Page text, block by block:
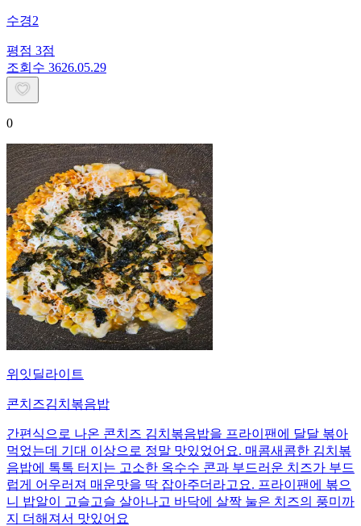
수경2
평점 3점
조회수 3626.05.29
0
위잇딜라이트
콘치즈김치볶음밥
간편식으로 나온 콘치즈 김치볶음밥을 프라이팬에 달달 볶아
먹었는데 기대 이상으로 정말 맛있었어요. 매콤새콤한 김치볶
음밥에 톡톡 터지는 고소한 옥수수 콘과 부드러운 치즈가 부드
럽게 어우러져 매운맛을 딱 잡아주더라고요. 프라이팬에 볶으
니 밥알이 고슬고슬 살아나고 바닥에 살짝 눌은 치즈의 풍미까
지 더해져서 맛있어요